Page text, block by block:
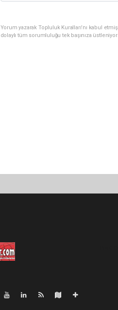
Yorum yazarak Topluluk Kuralları’nı kabul
dolaylı tüm sorumluluğu tek başınıza